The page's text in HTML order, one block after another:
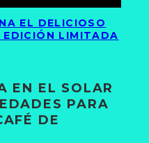
EL DELICIOSO
EDICIÓN LIMITADA
EN EL SOLAR
PARA
DE